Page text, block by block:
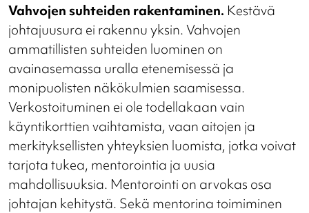
Vahvojen suhteiden rakentaminen. Kestävä
johtajuusura ei rakennu yksin. Vahvojen
ammatillisten suhteiden luominen on
avainasemassa uralla etenemisessä ja
monipuolisten näkökulmien saamisessa.
Verkostoituminen ei ole todellakaan vain
käyntikorttien vaihtamista, vaan aitojen ja
merkityksellisten yhteyksien luomista, jotka voivat
tarjota tukea, mentorointia ja uusia
mahdollisuuksia. Mentorointi on arvokas osa
johtajan kehitystä. Sekä mentorina toimiminen